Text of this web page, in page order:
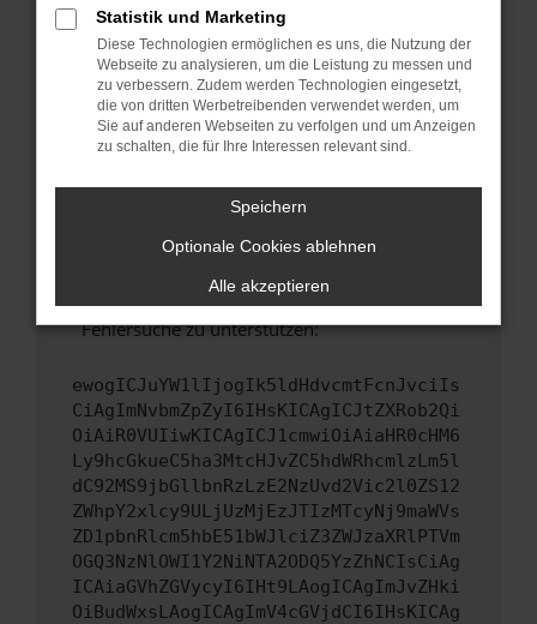
Betriebssystem auf dem neuesten Stand
sind.
Veraltete Software birgt nicht nur ein
Sicherheitsrisiko, sondern kann auch dazu
führen, dass bestimmte Funktionen nicht mehr
unterstützt werden.
Wende dich an den Webseitenbetreiber.
Wenn du alle oben genannten Schritte versucht
hast, kontaktiere uns bitte. Wir werden
versuchen, das Problem zu beheben. Du kannst
uns diesen Text schicken, um uns bei der
Fehlersuche zu unterstützen:
ewogICJuYW1lIjogIk5ldHdvcmtFcnJvciIs
CiAgImNvbmZpZyI6IHsKICAgICJtZXRob2Qi
OiAiR0VUIiwKICAgICJ1cmwiOiAiaHR0cHM6
Ly9hcGkueC5ha3MtcHJvZC5hdWRhcmlzLm5l
dC92MS9jbGllbnRzLzE2NzUvd2Vic2l0ZS12
ZWhpY2xlcy9ULjUzMjEzJTIzMTcyNj9maWVs
ZD1pbnRlcm5hbE51bWJlciZ3ZWJzaXRlPTVm
OGQ3NzNlOWI1Y2NiNTA2ODQ5YzZhNCIsCiAg
ICAiaGVhZGVycyI6IHt9LAogICAgImJvZHki
OiBudWxsLAogICAgImV4cGVjdCI6IHsKICAg
Statistik und Marketing
Diese Technologien ermöglichen es uns, die Nutzung der
Webseite zu analysieren, um die Leistung zu messen und
zu verbessern. Zudem werden Technologien eingesetzt,
die von dritten Werbetreibenden verwendet werden, um
Sie auf anderen Webseiten zu verfolgen und um Anzeigen
zu schalten, die für Ihre Interessen relevant sind.
Speichern
Optionale Cookies ablehnen
Alle akzeptieren